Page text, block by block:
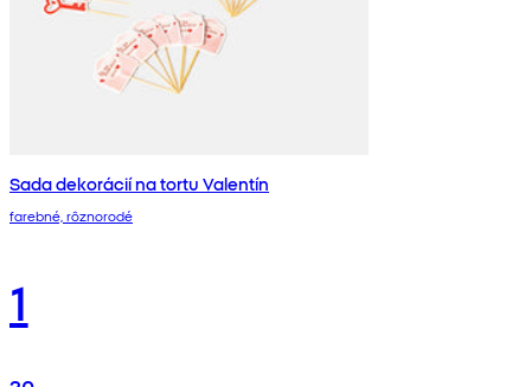
Sada dekorácií na tortu Valentín
farebné, rôznorodé
1